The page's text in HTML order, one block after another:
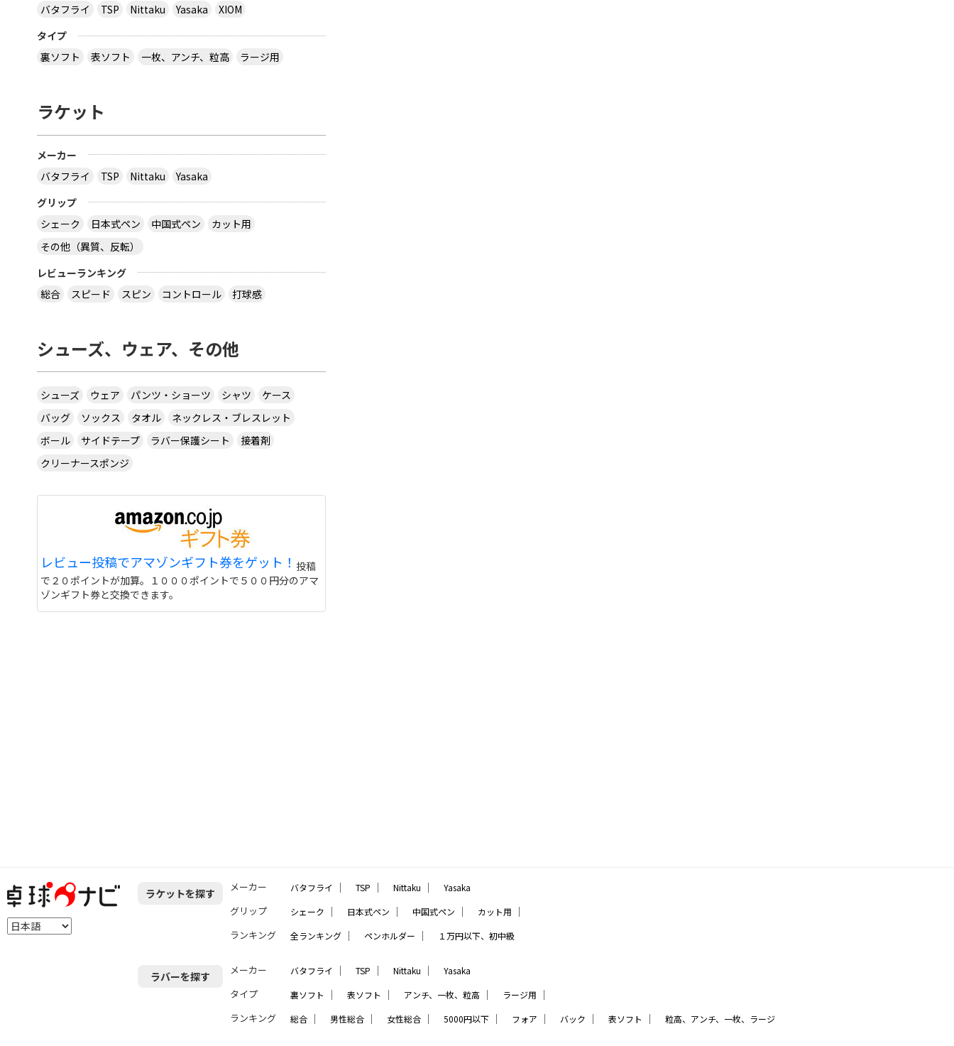
バタフライ
TSP Nittaku Yasaka
XIOM
タイプ
裏ソフト
表ソフト 一枚、アンチ、粒高 ラージ用
ラケット
メーカー
バタフライ
TSP Nittaku
Yasaka
グリップ
シェーク
日本式ペン 中国式ペン
カット用
その他（異質、反転）
レビューランキング
総合
スピード スピン コントロール 打球感
シューズ、ウェア、その他
シューズ ウェア パンツ・ショーツ シャツ
ケース
バッグ
ソックス タオル
ネックレス・ブレスレット
ボール
サイドテープ ラバー保護シート
接着剤
クリーナースポンジ
レビュー投稿でアマゾンギフト券をゲット！ 投稿
で２０ポイントが加算。１０００ポイントで５００円分のアマ
ゾンギフト券と交換できます。
ラケットを探す メーカー バタフライ ｜ TSP ｜ Nittaku ｜ Yasaka
グリップ シェーク ｜ 日本式ペン ｜ 中国式ペン ｜ カット用 ｜
ランキング 全ランキング ｜ ペンホルダー ｜ １万円以下、初中級
ラバーを探す メーカー バタフライ ｜ TSP ｜ Nittaku ｜ Yasaka
タイプ 裏ソフト ｜ 表ソフト ｜ アンチ、一枚、粒高 ｜ ラージ用 ｜
ランキング 総合 ｜ 男性総合 ｜ 女性総合 ｜ 5000円以下 ｜ フォア ｜ バック ｜ 表ソフト ｜ 粒高、アンチ、一枚、ラージ